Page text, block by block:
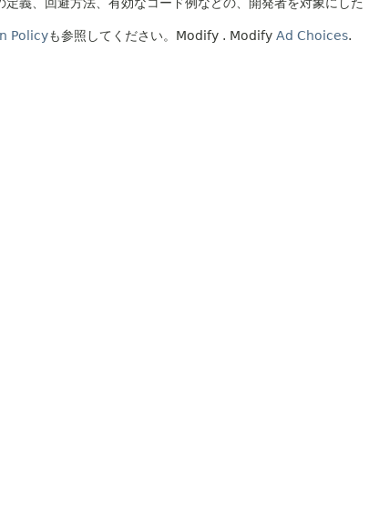
Policyも参照してください。 Modify . Modify Ad Choices.